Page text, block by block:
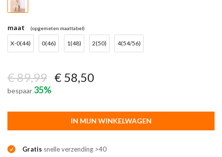
maat (opgemeten maattabel)
X-0(44) 0(46) 1(48) 2(50) 4(54/56)
€ 89,99 € 58,50
bespaar 35%
IN MIJN WINKELWAGEN
Gratis snelle verzending >40